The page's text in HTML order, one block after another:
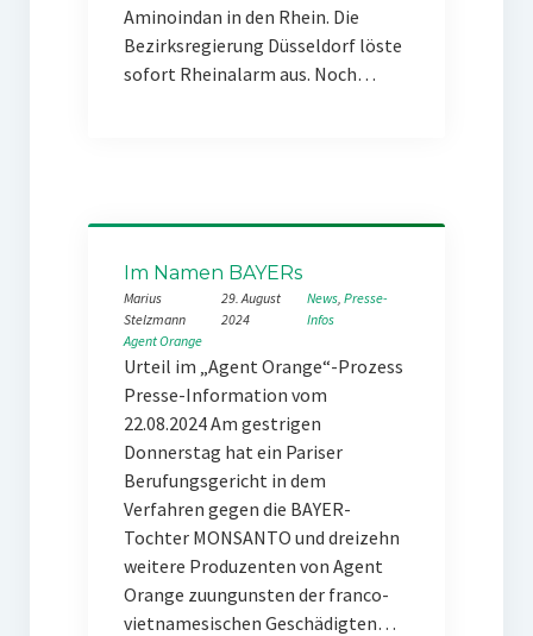
Aminoindan in den Rhein. Die
Bezirksregierung Düsseldorf löste
sofort Rheinalarm aus. Noch…
Im Namen BAYERs
Marius
Stelzmann
29. August
2024
News, Presse-
Infos
Agent Orange
Urteil im „Agent Orange“-Prozess
Presse-Information vom
22.08.2024 Am gestrigen
Donnerstag hat ein Pariser
Berufungsgericht in dem
Verfahren gegen die BAYER-
Tochter MONSANTO und dreizehn
weitere Produzenten von Agent
Orange zuungunsten der franco-
vietnamesischen Geschädigten…